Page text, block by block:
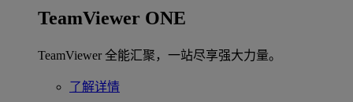
TeamViewer ONE
TeamViewer 全能汇聚，一站尽享强大力量。
了解详情